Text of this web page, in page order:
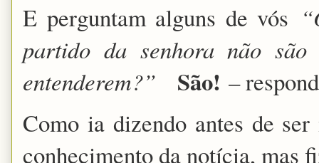
E perguntam alguns de vós
partido da senhora não
entenderem?”
São! –
Como ia dizendo antes de
conhecimento da notícia, mas